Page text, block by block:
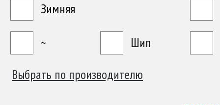
Зимняя
~
Шип
Выбрать по производителю